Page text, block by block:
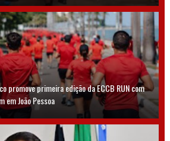
promove primeira edição da ECCB RUN com
em João Pessoa